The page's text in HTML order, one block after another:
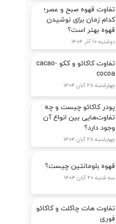
تفاوت قهوه صبح و عصر؛
کدام زمان برای نوشیدن
قهوه بهتر است؟
دوشنبه ۱۰ آذر ۱۴۰۴
تفاوت کاکائو و ککو cacao-
cocoa
چهارشنبه ۲۸ آبان ۱۴۰۴
پودر کاکائو چیست و چه
تفاوت‌هایی بین انواع آن
وجود دارد؟
چهارشنبه ۲۸ آبان ۱۴۰۴
قهوه بلومانتین چیست؟
سه شنبه ۲۰ آبان ۱۴۰۴
تفاوت هات چاکلت و کاکائو
فوری